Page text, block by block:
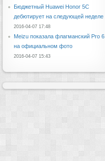
Бюджетный Huawei Honor 5C
дебютирует на следующей неделе
2016-04-07 17:48
Meizu показала флагманский Pro 6
на официальном фото
2016-04-07 15:43